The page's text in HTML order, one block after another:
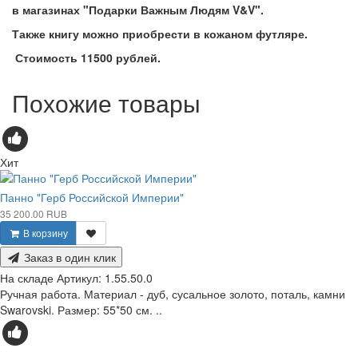
в магазинах "Подарки Важным Людям V&V".
Также книгу можно приобрести в кожаном футляре.
Стоимость 11500 рублей.
Похожие товары
Хит
Панно "Герб Российской Империи"
35 200.00 RUB
В корзину
Заказ в один клик
На складе Артикул: 1.55.50.0
Ручная работа. Материал - дуб, сусальное золото, поталь, камни
Swarovski. Размер: 55*50 см. ..